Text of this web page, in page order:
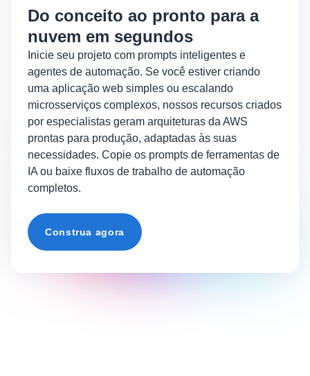
Do conceito ao pronto para a
nuvem em segundos
Inicie seu projeto com prompts inteligentes e
agentes de automação. Se você estiver criando
uma aplicação web simples ou escalando
microsserviços complexos, nossos recursos criados
por especialistas geram arquiteturas da AWS
prontas para produção, adaptadas às suas
necessidades. Copie os prompts de ferramentas de
IA ou baixe fluxos de trabalho de automação
completos.
Construa agora